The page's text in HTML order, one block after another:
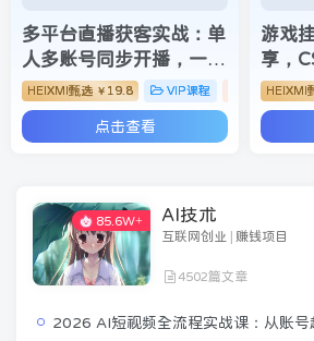
多平台直播获客实战：单
人多账号同步开播，一份
时间撬动多渠道精准流量
HEIXMI甄选 ￥ 19.8 VIP课程 直播技巧
点击查看
游戏
享，
白看
HEIXMI
85.6W+ AI技术
互联网创业 | 赚钱项目
4502篇文章